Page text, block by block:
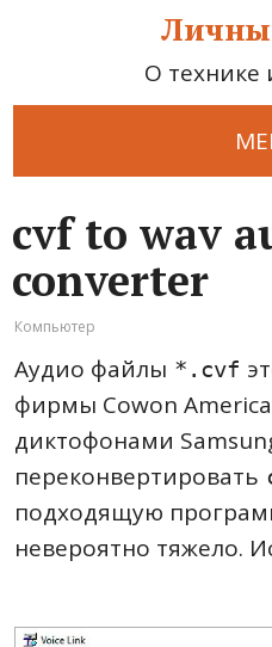
О технике
cvf to wav
converter
Компьютер
Аудио файлы *.cvf
фирмы Cowon
диктофонами
переконвертировать
подходящую
невероятно тяжело.